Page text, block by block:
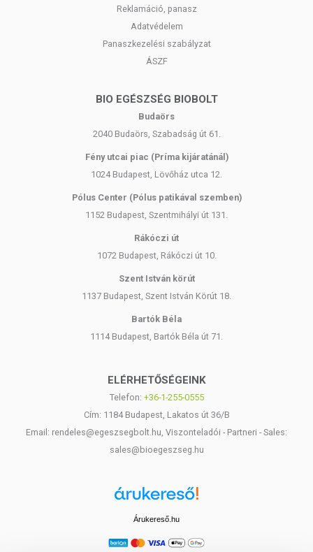
Reklamáció, panasz
Adatvédelem
Panaszkezelési szabályzat
ÁSZF
BIO EGÉSZSÉG BIOBOLT
Budaörs
2040 Budaörs, Szabadság út 61.
Fény utcai piac (Príma kijáratánál)
1024 Budapest, Lövőház utca 12.
Pólus Center (Pólus patikával szemben)
1152 Budapest, Szentmihályi út 131.
Rákóczi út
1072 Budapest, Rákóczi út 10.
Szent István körút
1137 Budapest, Szent István Körút 18.
Bartók Béla
1114 Budapest, Bartók Béla út 71.
ELÉRHETŐSÉGEINK
Telefon: +36-1-255-0555
Cím: 1184 Budapest, Lakatos út 36/B
Email: rendeles@egeszsegbolt.hu, Viszonteladói - Partneri - Sales:
sales@bioegeszseg.hu
Árukereső.hu